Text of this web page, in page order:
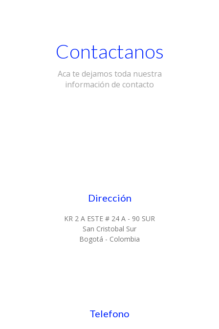
Contactanos
Aca te dejamos toda nuestra
información de contacto
Dirección
KR 2 A ESTE # 24 A - 90 SUR
San Cristobal Sur
Bogotá - Colombia
Telefono